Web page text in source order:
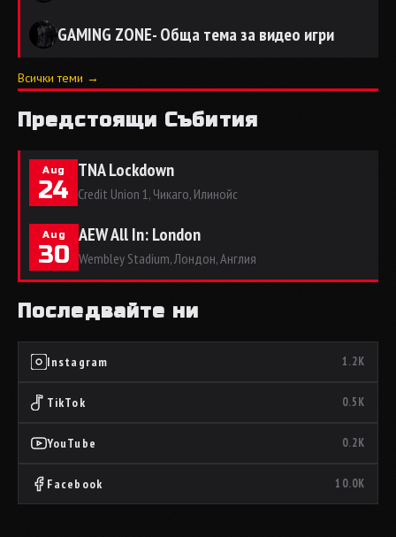
GAMING ZONE- Обща тема за видео игри
Всички теми →
Предстоящи Събития
Aug
24
TNA Lockdown
Credit Union 1, Чикаго, Илинойс
Aug
30
AEW All In: London
Wembley Stadium, Лондон, Англия
Последвайте ни
Instagram 1.2K
TikTok 0.5K
YouTube 0.2K
Facebook 10.0K